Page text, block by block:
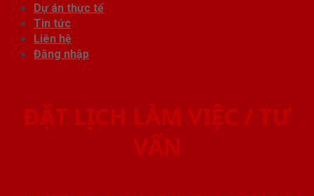
Dự án thực tế
Tin tức
Liên hệ
Đăng nhập
ĐẶT LỊCH LÀM VIỆC / TƯ
VẤN